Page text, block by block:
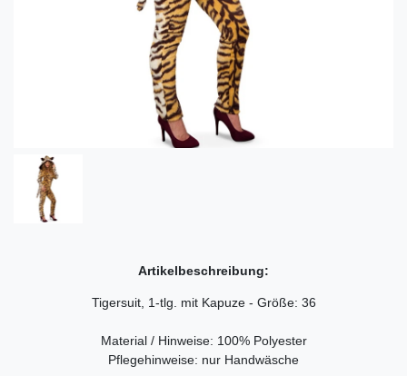
Artikelbeschreibung:
Tigersuit, 1-tlg. mit Kapuze - Größe: 36
Material / Hinweise: 100% Polyester
Pflegehinweise: nur Handwäsche